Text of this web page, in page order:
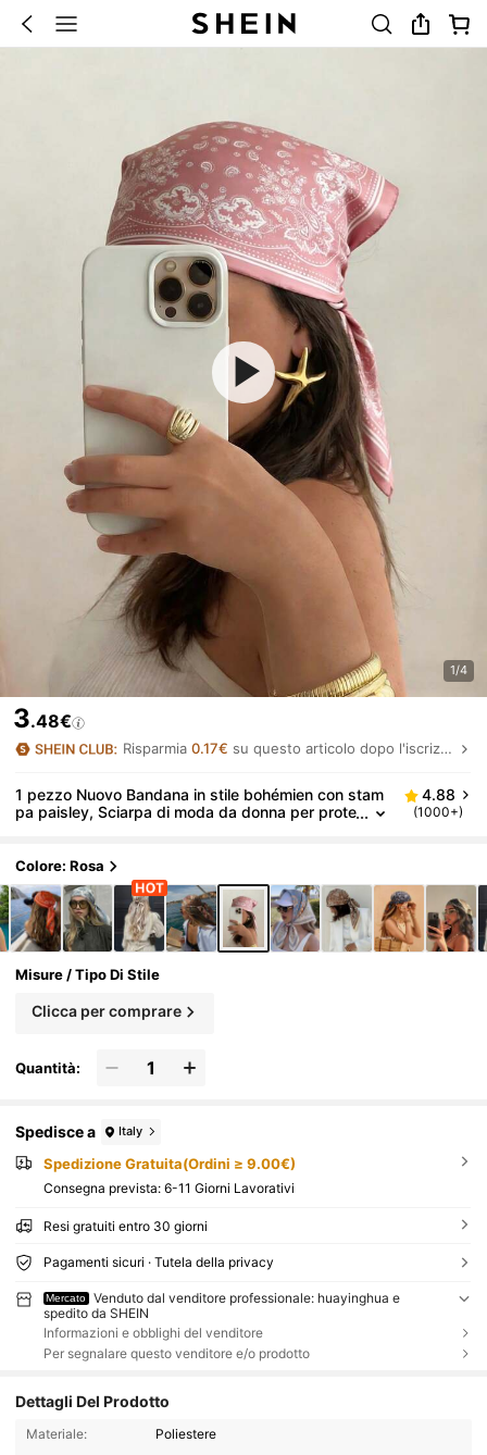
1/4
3.48€
Risparmia0.17€ su questo articolo dopo l'iscrizione.
1 pezzo Nuovo Bandana in stile bohémien con stam
pa paisley, Sciarpa di moda da donna per prote
4.88
(1000+)
Colore: Rosa
Misure / Tipo Di Stile
Clicca per comprare
Quantità:
Spedisce a Italy
Spedizione Gratuita(Ordini ≥ 9.00€)
Consegna prevista: 6-11 Giorni Lavorativi
Resi gratuiti entro 30 giorni
Pagamenti sicuri · Tutela della privacy
Mercato
Venduto dal venditore professionale: huayinghua e
spedito da SHEIN
Informazioni e obblighi del venditore
Per segnalare questo venditore e/o prodotto
Dettagli Del Prodotto
Materiale:
Poliestere